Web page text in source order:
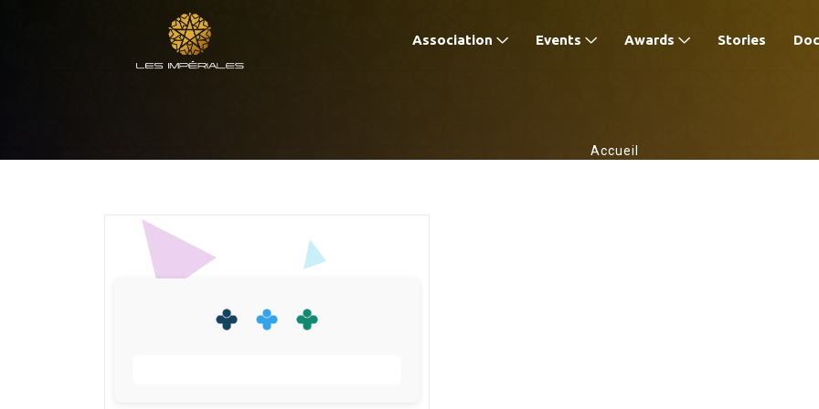
Association Events Awards Stories
Accueil